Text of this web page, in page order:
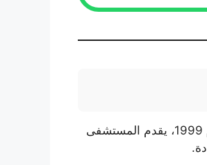
يقع مستشفى أفراسيا في إسطنبول، وهو مستشفى خاص متكامل تم تصميمه وإنشاؤه كمرفق طبي حديث من الأساس. منذ افتتاحه عام 1999، يقدم المستشفى